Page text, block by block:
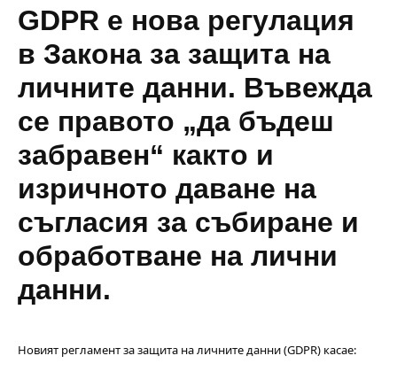
GDPR е нова регулация
в Закона за защита на
личните данни. Въвежда
се правото „да бъдеш
забравен“ както и
изричното даване на
съгласия за събиране и
обработване на лични
данни.
Новият регламент за защита на личните данни (GDPR) касае: